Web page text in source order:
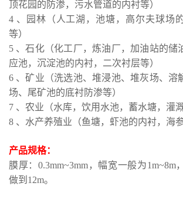
顶花园的防渗，污水管道的内衬等）
4 、园林（人工湖，池塘，高尔夫球场
等）
5 、石化（化工厂，炼油厂，加油站的储
应池，沉淀池的内衬，二次衬层等）
6 、矿业（洗选池、堆浸池、堆灰场、溶
场、尾矿池的底衬防渗等）
7 、农业（水库，饮用水池，蓄水塘，灌
8 、水产养殖业（鱼塘，虾池的内衬，海
产品规格：
膜厚：0.3mm~3mm，幅宽一般为1m~8m
做到12m。